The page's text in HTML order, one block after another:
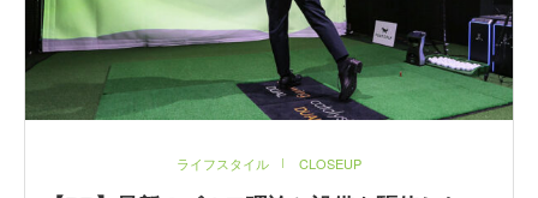
ライフスタイル CLOSEUP